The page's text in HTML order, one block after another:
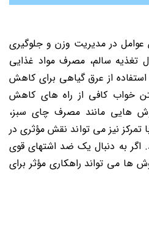
عوامل در مدیریت وزن و جلوگیری
تغذیه سالم، مصرف مواد غذایی
استفاده از عرق گیاهی برای کاهش
خواب کافی از راه های کاهش
هایی مانند مصرف چای سبز،
نیز می تواند نقش مؤثری در
اگر به دنبال یک ضد اشتهای قوی
ها می تواند راهکاری مؤثر برای